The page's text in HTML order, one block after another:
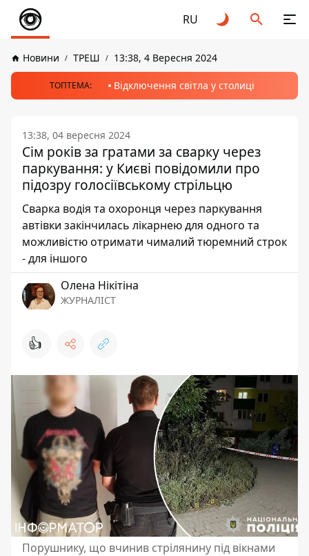
RU
Новини ТРЕШ 13:38, 4 Вересня 2024
ТОПТЕМА: Відключення світла у столиці
13:38, 04 вересня 2024
Сім років за гратами за сварку через
паркування: у Києві повідомили про
підозру голосіївському стрільцю
Сварка водія та охоронця через паркування
автівки закінчилась лікарнею для одного та
можливістю отримати чималий тюремний строк
- для іншого
Олена Нікітіна
ЖУРНАЛІСТ
👍
Порушнику, що вчинив стрілянину під вікнами